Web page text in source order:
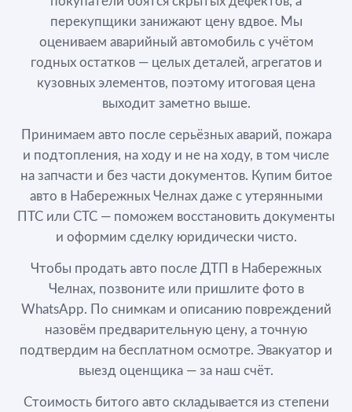
перекупщики занижают цену вдвое. Мы
оцениваем аварийный автомобиль с учётом
годных остатков — целых деталей, агрегатов и
кузовных элементов, поэтому итоговая цена
выходит заметно выше.
Принимаем авто после серьёзных аварий, пожара
и подтопления, на ходу и не на ходу, в том числе
на запчасти и без части документов. Купим битое
авто в Набережных Челнах даже с утерянными
ПТС или СТС — поможем восстановить документы
и оформим сделку юридически чисто.
Чтобы продать авто после ДТП в Набережных
Челнах, позвоните или пришлите фото в
WhatsApp. По снимкам и описанию повреждений
назовём предварительную цену, а точную
подтвердим на бесплатном осмотре. Эвакуатор и
выезд оценщика — за наш счёт.
Стоимость битого авто складывается из степени